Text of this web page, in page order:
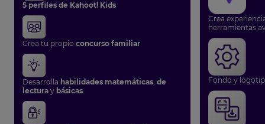
5 perfiles de Kahoot! Kids
Crea tu propio concurso familiar
Desarrolla habilidades matemáticas, de
lectura y básicas
Crea
herramientas
Fondo y